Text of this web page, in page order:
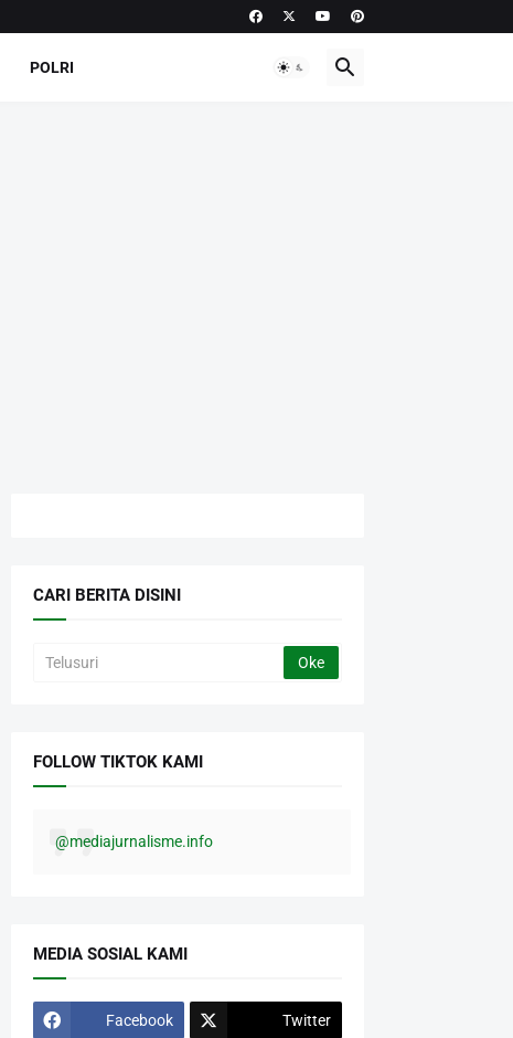
POLRI
CARI BERITA DISINI
FOLLOW TIKTOK KAMI
@mediajurnalisme.info
MEDIA SOSIAL KAMI
Facebook Twitter